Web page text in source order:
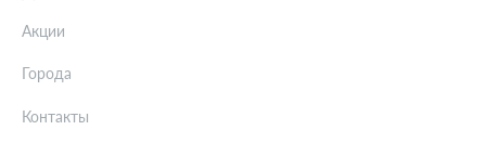
Акции
Города
Контакты